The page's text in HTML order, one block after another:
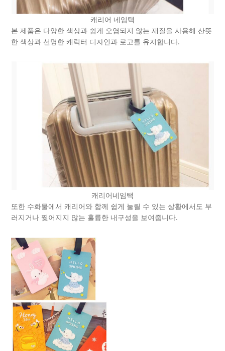
캐리어 네임택
본 제품은 다양한 색상과 쉽게 오염되지 않는 재질을 사용해 산뜻
한 색상과 선명한 캐릭터 디자인과 로고를 유지합니다.
캐리어네임택
또한 수화물에서 캐리어와 함께 쉽게 눌릴 수 있는 상황에서도 부
러지거나 찢어지지 않는 훌륭한 내구성을 보여줍니다.